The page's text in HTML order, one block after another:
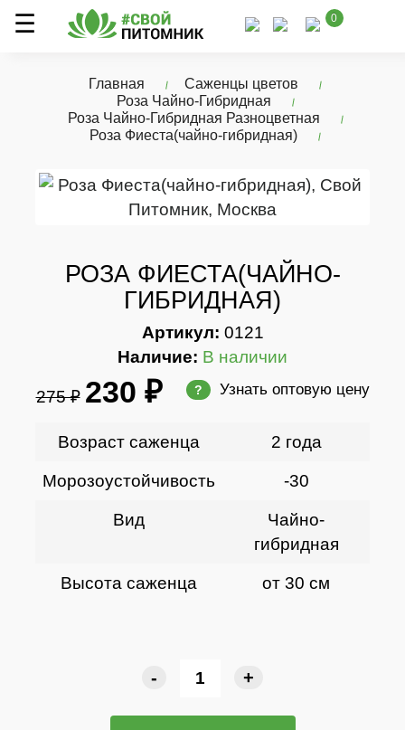
0
Главная
Саженцы цветов
Роза Чайно-Гибридная
Роза Чайно-Гибридная Разноцветная
Роза Фиеста(чайно-гибридная)
РОЗА ФИЕСТА(ЧАЙНО-
ГИБРИДНАЯ)
Артикул: 0121
Наличие: В наличии
275 ₽ 230 ₽ ? Узнать оптовую цену
Возраст саженца 2 года
Морозоустойчивость -30
Вид
Чайно-
гибридная
Высота саженца от 30 см
- +